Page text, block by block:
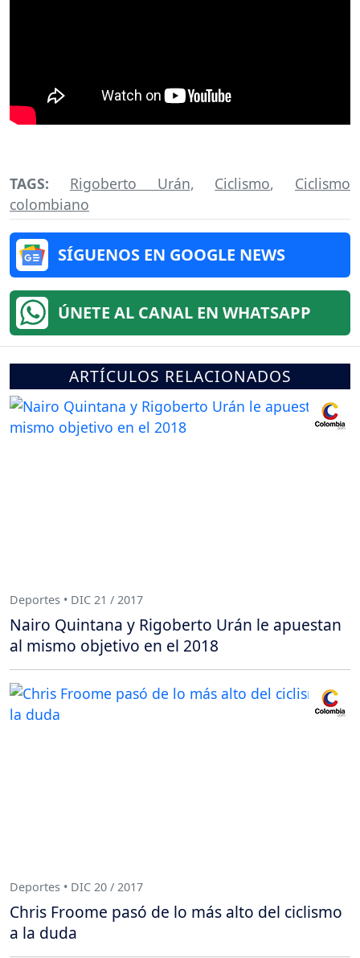
TAGS: Rigoberto Urán, Ciclismo, Ciclismo
colombiano
SÍGUENOS EN GOOGLE NEWS
ÚNETE AL CANAL EN WHATSAPP
ARTÍCULOS RELACIONADOS
Deportes • DIC 21 / 2017
Nairo Quintana y Rigoberto Urán le apuestan
al mismo objetivo en el 2018
Deportes • DIC 20 / 2017
Chris Froome pasó de lo más alto del ciclismo
a la duda